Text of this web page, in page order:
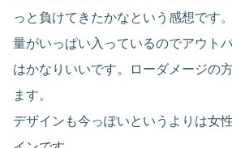
っと負けてきたかなという感想です。
量がいっぱい入っているのでアウト
はかなりいいです。ローダメージの
ます。
デザインも今っぽいというよりは女